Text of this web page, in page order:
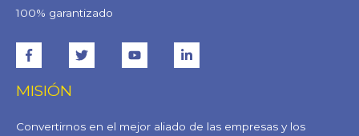
100% garantizado
MISIÓN
Convertirnos en el mejor aliado de las empresas y los